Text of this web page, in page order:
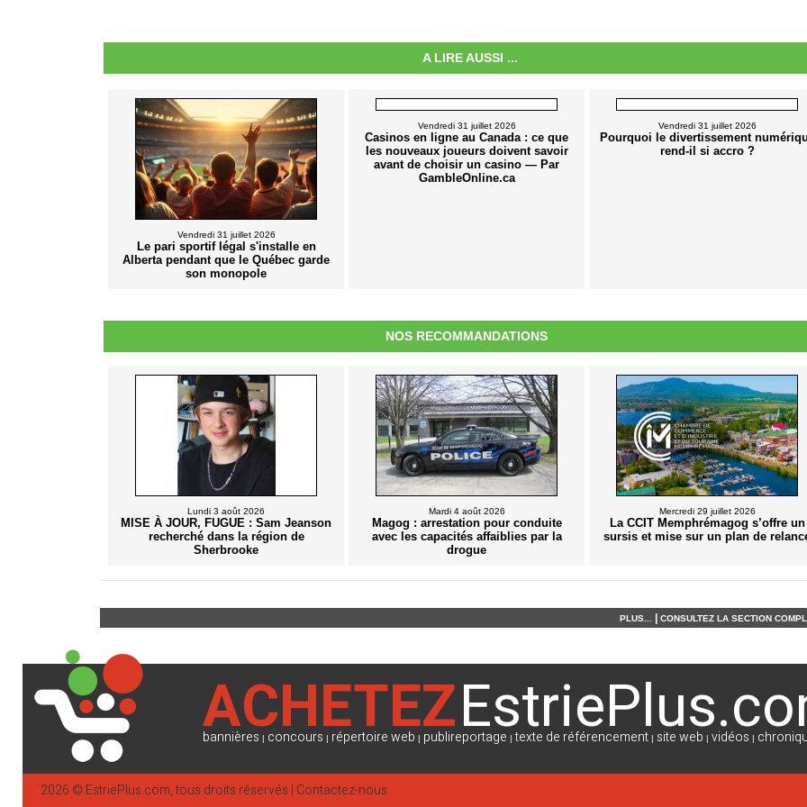
A LIRE AUSSI ...
Vendredi 31 juillet 2026
Le pari sportif légal s'installe en
Alberta pendant que le Québec garde
son monopole
Vendredi 31 juillet 2026
Casinos en ligne au Canada : ce que
les nouveaux joueurs doivent savoir
avant de choisir un casino — Par
GambleOnline.ca
Vendredi 31 juillet 2026
Pourquoi le divertissement
rend-il si accro ?
NOS RECOMMANDATIONS
Lundi 3 août 2026
MISE À JOUR, FUGUE : Sam Jeanson
recherché dans la région de
Sherbrooke
Mardi 4 août 2026
Magog : arrestation pour conduite
avec les capacités affaiblies par la
drogue
Mercredi 29 juillet 2026
La CCIT Memphrémagog s’offre un
sursis et mise sur un plan de
PLUS... CONSULTEZ LA SECTION
ACHETEZ
bannières | concours | répertoire web | publireportage |texte de référencement| site web | vidéos |
2026 © EstriePlus.com, tous droits réservés | Contactez-nous